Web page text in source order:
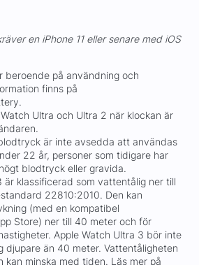
en iPhone 11 eller senare med iOS
beroende på användning och
finns på
Ultra och Ultra 2 när klockan är
är inte avsedda att användas
22 år, personer som tidigare har
blodtryck eller gravida.
är klassificerad som vattentålig ner till
22810:2010. Den kan
(med en kompatibel
Store) ner till 40 meter och för
Apple Watch Ultra 3 bör inte
djupare än 40 meter. Vattentåligheten
kan minska med tiden. Läs mer på